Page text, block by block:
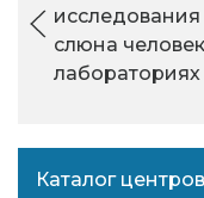
слюна
Каталог центров